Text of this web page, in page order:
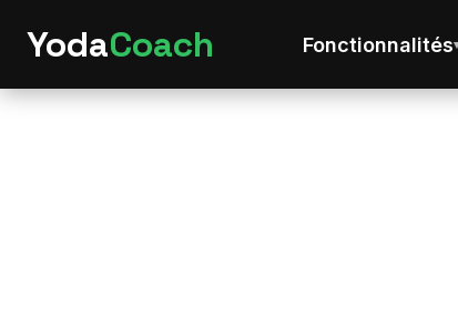
YodaCoach Fonctionnalités